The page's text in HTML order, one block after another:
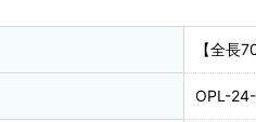
【全長
OPL-